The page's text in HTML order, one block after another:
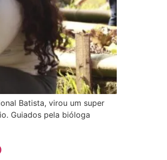
Batista, virou um super
Guiados pela bióloga